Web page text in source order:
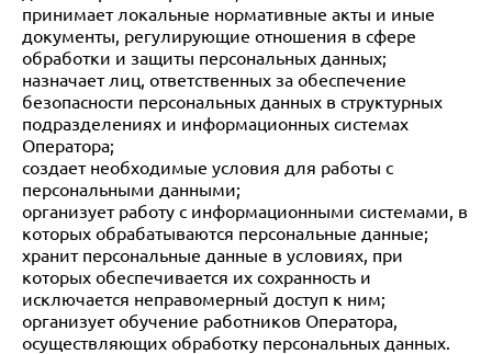
принимает локальные нормативные акты и иные
документы, регулирующие отношения в сфере
обработки и защиты персональных данных;
назначает лиц, ответственных за обеспечение
безопасности персональных данных в структурных
подразделениях и информационных системах
Оператора;
создает необходимые условия для работы с
персональными данными;
организует работу с информационными системами, в
которых обрабатываются персональные данные;
хранит персональные данные в условиях, при
которых обеспечивается их сохранность и
исключается неправомерный доступ к ним;
организует обучение работников Оператора,
осуществляющих обработку персональных данных.